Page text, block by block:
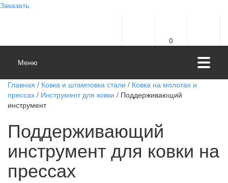
Заказать
0
Меню
Главная / Ковка и штамповка стали / Ковка на молотах и
прессах / Инструмент для ковки / Поддерживающий
инструмент
Поддерживающий
инструмент для ковки на
прессах